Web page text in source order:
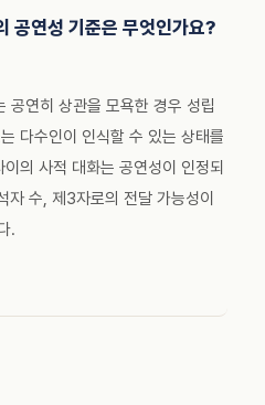
공연성 기준은 무엇인가요?
연히 상관을 모욕한 경우 성립
다수인이 인식할 수 있는 상태를
의 사적 대화는 공연성이 인정되
자 수, 제3자로의 전달 가능성이
.